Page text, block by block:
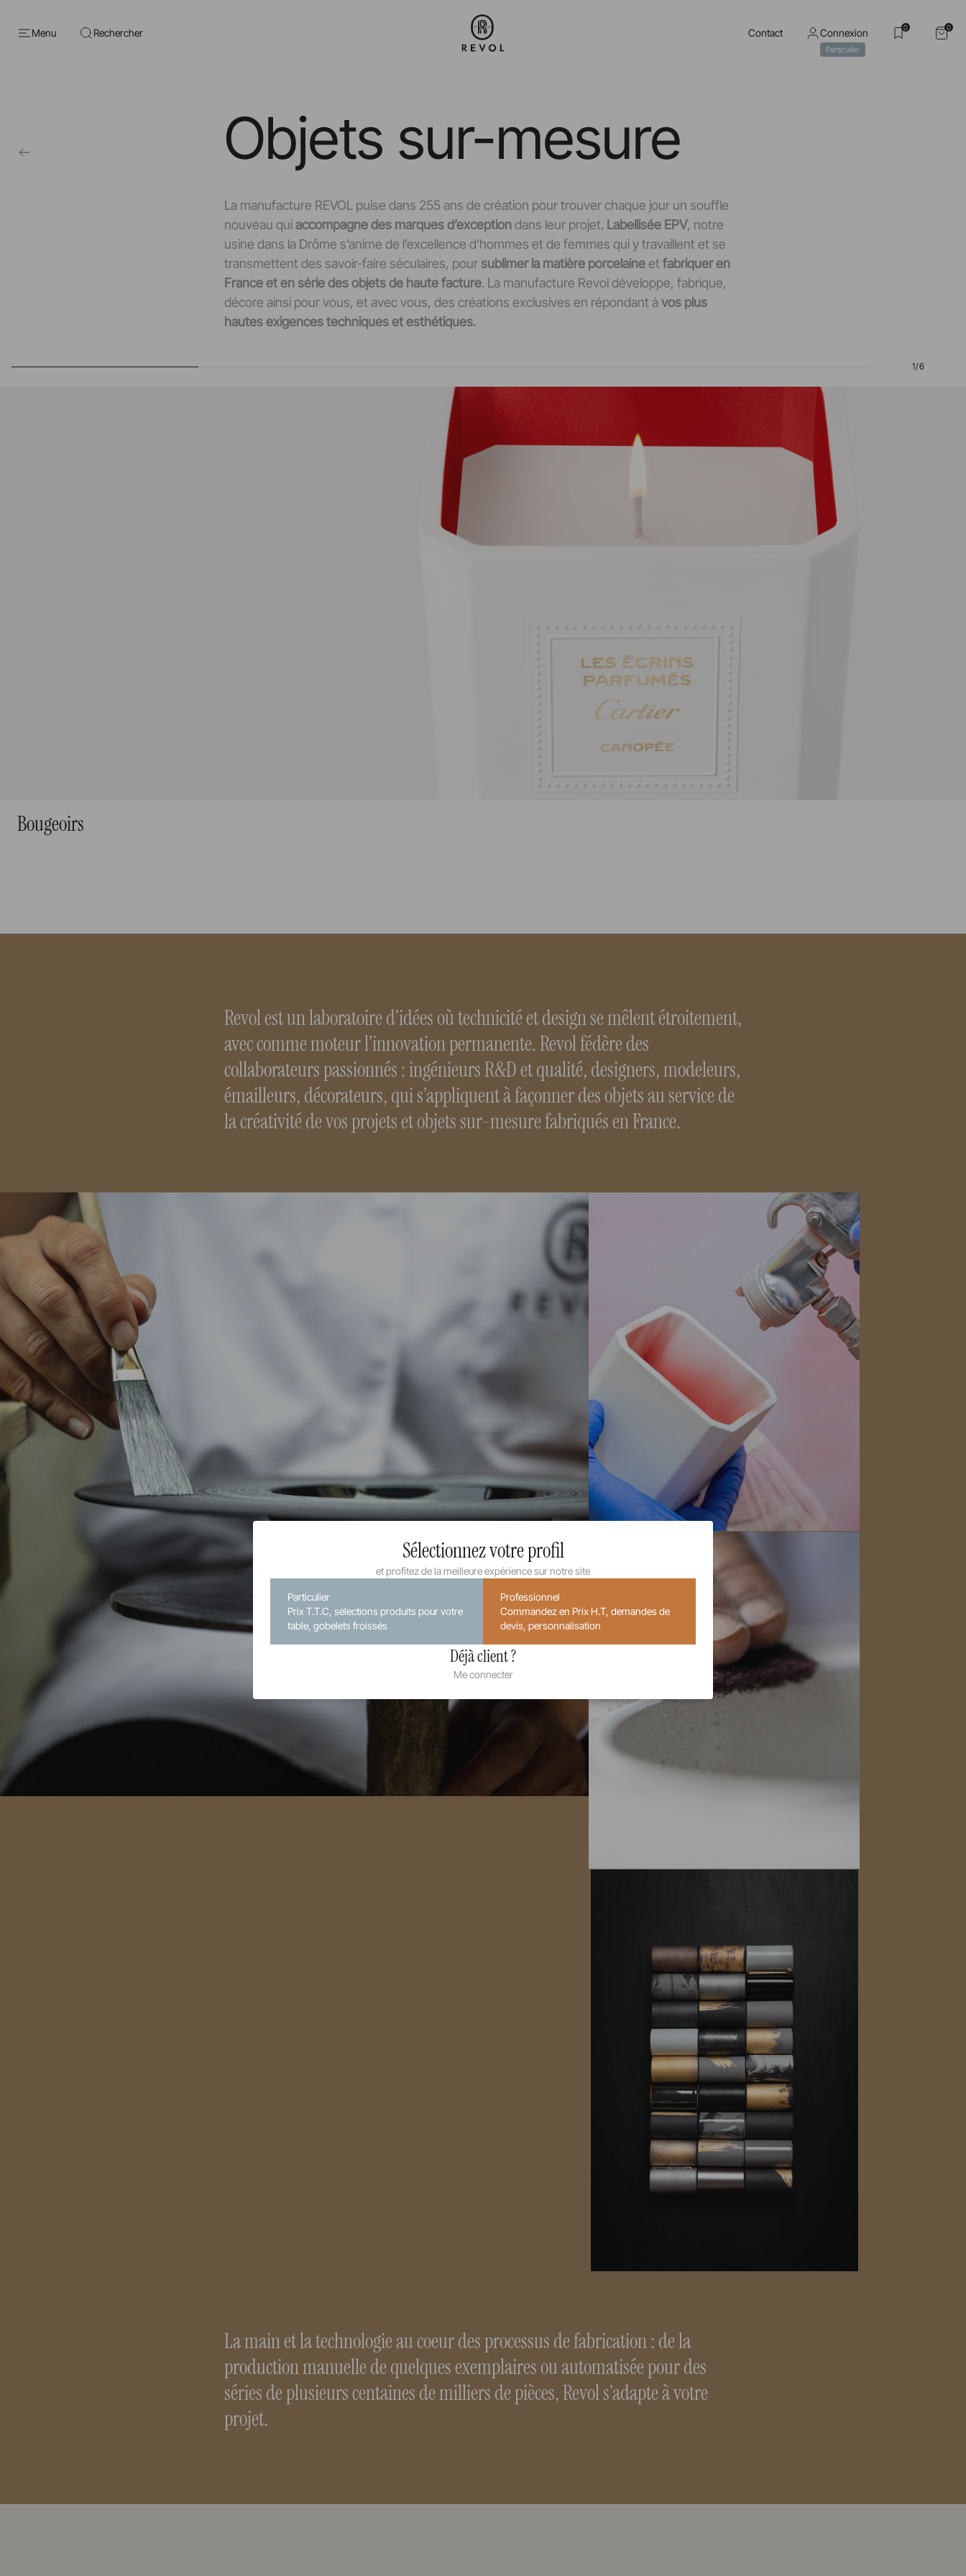
Menu Rechercher Contact Connexion
Particulier
0 0
Objets sur-mesure
La manufacture REVOL puise dans 255 ans de création pour trouver chaque jour un souffle
nouveau quiaccompagne des marques d’exceptiondans leur projet. Labellisée EPV, notre
usine dans la Drôme s’anime de l’excellence d’hommes et de femmes qui y travaillent et se
transmettent des savoir-faire séculaires, poursublimer la matière porcelaineet fabriquer en
France et en série des objets de haute facture. La manufacture Revol développe, fabrique,
décore ainsi pour vous, et avec vous, des créations exclusives en répondant à vos plus
hautes exigences techniques et esthétiques.
1/6
Bougeoirs
Revol est un laboratoire d’idées où technicité et design se mêlent étroitement,
avec comme moteur l’innovation permanente. Revol fédère des
collaborateurs passionnés : ingénieurs R&D et qualité, designers, modeleurs,
émailleurs, décorateurs, qui s’appliquent à façonner des objets au service de
la créativité de vos projets et objets sur-mesure fabriqués en France.
La main et la technologie au coeur des processus de fabrication : de la
production manuelle de quelques exemplaires ou automatisée pour des
séries de plusieurs centaines de milliers de pièces, Revol s’adapte à votre
projet.
Sélectionnez votre profil
et profitez de la meilleure expérience sur notre site
Particulier
Prix T.T.C, sélections produits pour votre
table, gobelets froissés
Professionnel
Commandez en Prix H.T, demandes de
devis, personnalisation
Déjà client ?
Me connecter